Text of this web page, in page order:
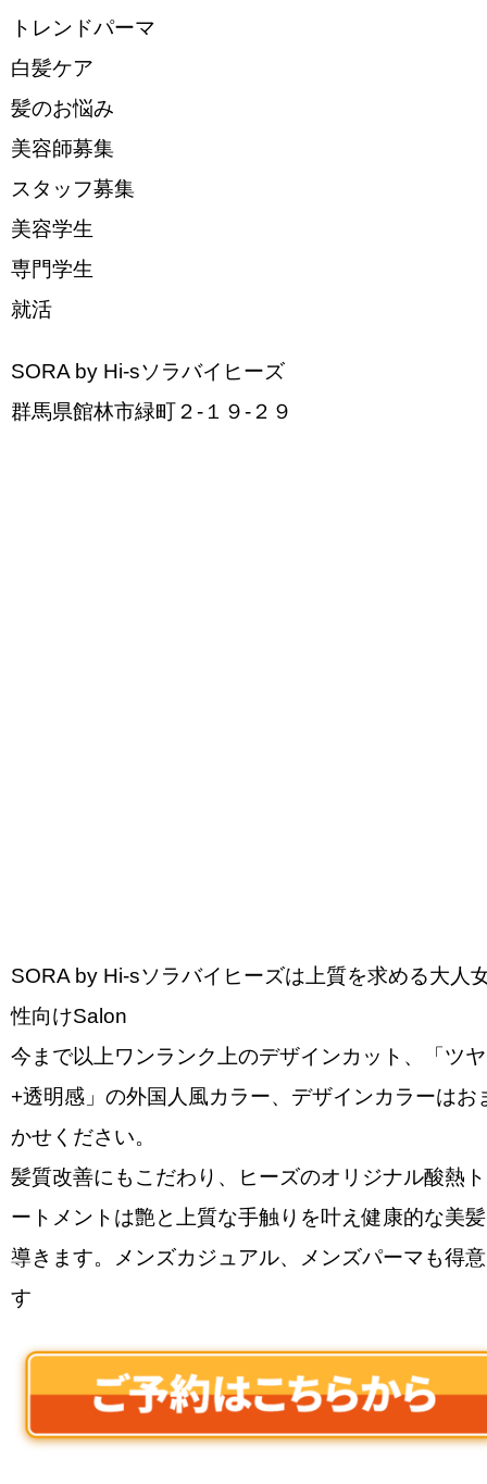
トレンドパーマ
白髪ケア
髪のお悩み
美容師募集
スタッフ募集
美容学生
専門学生
就活
SORA by Hi-sソラバイヒーズ
群馬県館林市緑町２-１９-２９
SORA by Hi-sソラバイヒーズは上質を求める大人
性向けSalon
今まで以上ワンランク上のデザインカット、「ツヤ
+透明感」の外国人風カラー、デザインカラーはお
かせください。
髪質改善にもこだわり、ヒーズのオリジナル酸熱
ートメントは艶と上質な手触りを叶え健康的な美
導きます。メンズカジュアル、メンズパーマも得
す